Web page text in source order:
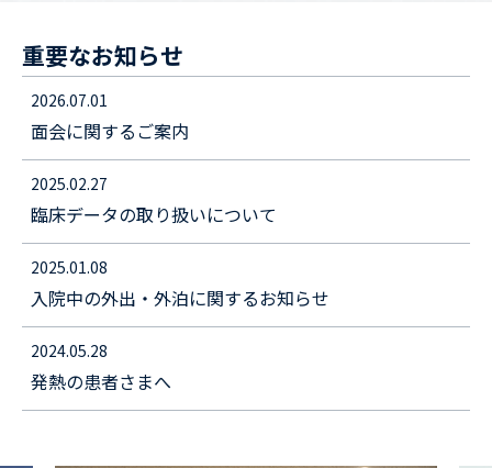
重要なお知らせ
2026.07.01
面会に関するご案内
2025.02.27
臨床データの取り扱いについて
2025.01.08
入院中の外出・外泊に関するお知らせ
2024.05.28
発熱の患者さまへ